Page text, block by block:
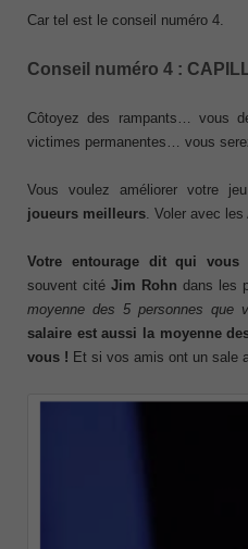
Car tel est le conseil numéro 4.
Conseil numéro 4 :
Côtoyez des rampants… vous
victimes permanentes… vous
Vous voulez améliorer votre
joueurs meilleurs . Voler avec
Votre entourage dit qui vous
souvent cité Jim Rohn dans les
moyenne des 5 personnes que
salaire est aussi la moyenne
vous ! Et si vos amis ont un sale